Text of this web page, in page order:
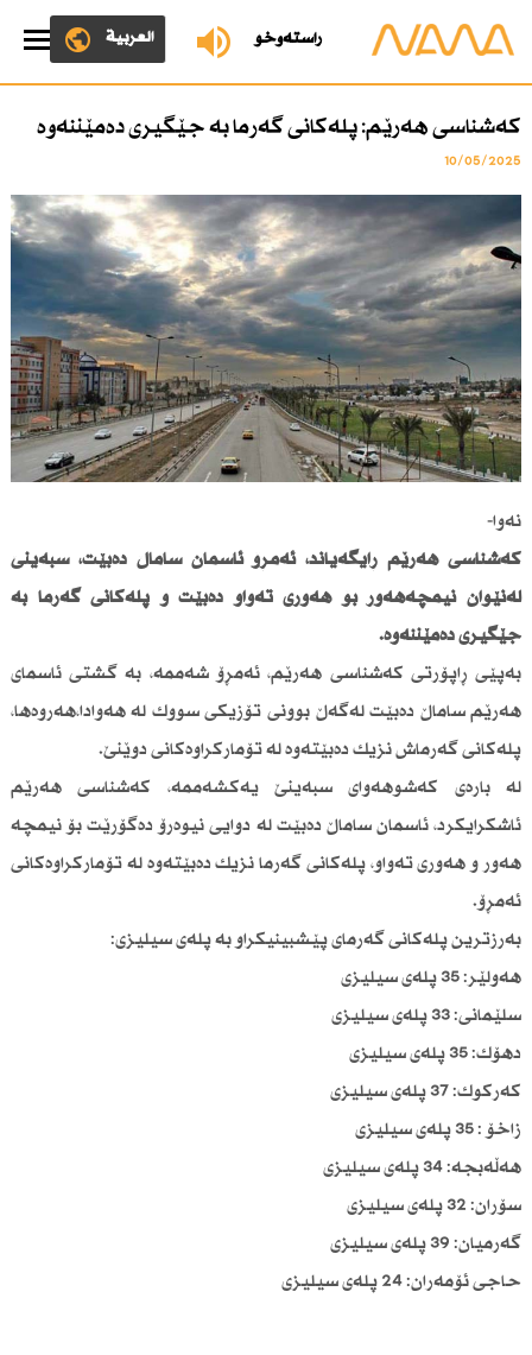
ڕاستەوخۆ العربية
كەشناسی هەرێم: پلەكانی گەرما بە جێگیری دەمێننەوە
10/05/2025
نەوا-
كەشناسی هەرێم ڕایگەیاند، ئەمڕۆ ئاسمان ساماڵ دەبێت، سبەینێ
لەنێوان نیمچەهەور بۆ هەوری تەواو دەبێت و پلەكانی گەرما بە
جێگیری دەمێننەوە.
بەپێی ڕاپۆرتی كەشناسی هەرێم، ئەمڕۆ شەممە، بە گشتی ئاسمای
هەرێم ساماڵ دەبێت لەگەڵ بوونی تۆزیكی سووك لە هەوادا،هەروەها،
پلەكانی گەرماش نزیك دەبێتەوە لە تۆماركراوەكانی دوێنێ.
لە بارەی كەشوهەوای سبەینێ یەكشەممە، كەشناسی هەرێم
ئاشكرایكرد، ئاسمان ساماڵ دەبێت لە دوایی نیوەرۆ دەگۆرێت بۆ نیمچە
هەور و هەوری تەواو، پلەكانی گەرما نزیك دەبێتەوە لە تۆماركراوەكانی
ئەمڕۆ.
بەرزترین پلەكانی گەرمای پێشبینیكراو بە پلەی سیلیزی:
هەولێر: 35 پلەی سیلیزی
سلێمانی: 33 پلەی سیلیزی
دهۆك: 35 پلەی سیلیزی
كەركوك: 37 پلەی سیلیزی
زاخۆ : 35 پلەی سیلیزی
هەڵەبجە: 34 پلەی سیلیزی
سۆران: 32 پلەی سیلیزی
گەرمیان: 39 پلەی سیلیزی
حاجی ئۆمەران: 24 پلەی سیلیزی